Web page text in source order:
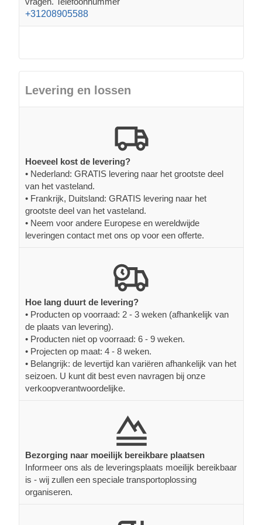
+31208905588
Levering en lossen
Hoeveel kost de levering?
• Nederland: GRATIS levering naar het grootste deel
van het vasteland.
• Frankrijk, Duitsland: GRATIS levering naar het
grootste deel van het vasteland.
• Neem voor andere Europese en wereldwijde
leveringen contact met ons op voor een offerte.
Hoe lang duurt de levering?
• Producten op voorraad: 2 - 3 weken (afhankelijk van
de plaats van levering).
• Producten niet op voorraad: 6 - 9 weken.
• Projecten op maat: 4 - 8 weken.
• Belangrijk: de levertijd kan variëren afhankelijk van het
seizoen. U kunt dit best even navragen bij onze
verkoopverantwoordelijke.
Bezorging naar moeilijk bereikbare plaatsen
Informeer ons als de leveringsplaats moeilijk bereikbaar
is - wij zullen een speciale transportoplossing
organiseren.